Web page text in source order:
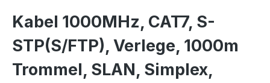
Kabel 1000MHz, CAT7, S-
STP(S/FTP), Verlege, 1000m
Trommel, SLAN, Simplex,